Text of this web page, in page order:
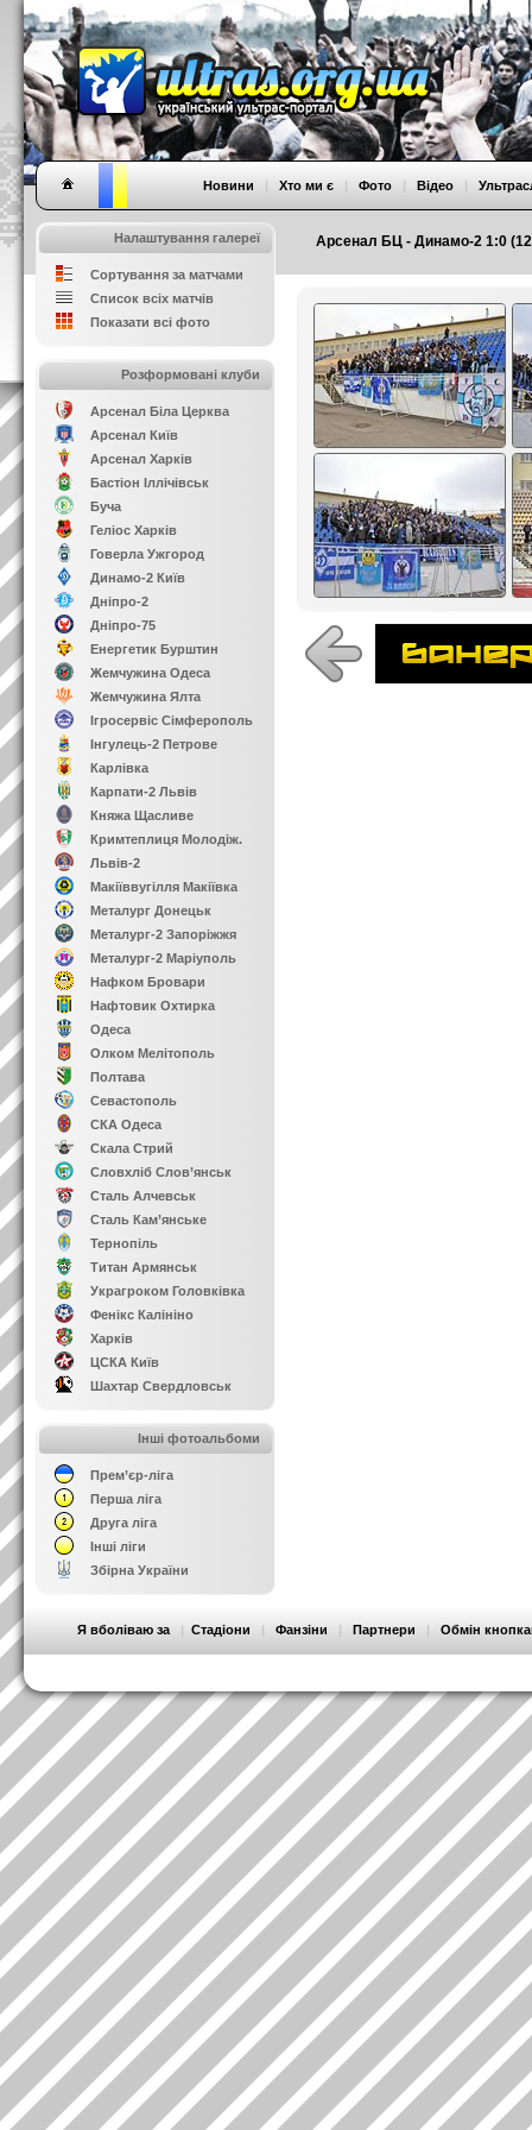
Арсенал БЦ - Динамо-2 1:0
Новини | Хто ми є | Фото | Відео |
Налаштування галереї
Сортування за матчами
Список всіх матчів
Показати всі фото
Розформовані клуби
Арсенал Біла Церква
Арсенал Київ
Арсенал Харків
Бастіон Іллічівськ
Буча
Геліос Харків
Говерла Ужгород
Динамо-2 Київ
Дніпро-2
Дніпро-75
Енергетик Бурштин
Жемчужина Одеса
Жемчужина Ялта
Ігросервіс Сімферополь
Інгулець-2 Петрове
Карлівка
Карпати-2 Львів
Княжа Щасливе
Кримтеплиця Молодіж.
Львів-2
Макіїввугілля Макіївка
Металург Донецьк
Металург-2 Запоріжжя
Металург-2 Маріуполь
Нафком Бровари
Нафтовик Охтирка
Одеса
Олком Мелітополь
Полтава
Севастополь
СКА Одеса
Скала Стрий
Словхліб Слов’янськ
Сталь Алчевськ
Сталь Кам’янське
Тернопіль
Титан Армянськ
Украгроком Головківка
Фенікс Калініно
Харків
ЦСКА Київ
Шахтар Свердловськ
Інші фотоальбоми
Прем’єр-ліга
Перша ліга
Друга ліга
Інші ліги
Збірна України
Я вболіваю за | Стадіони | Фанзіни | Партнери | Обмін